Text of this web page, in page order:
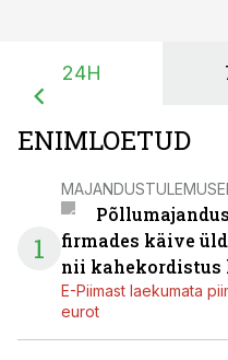
24H
ENIMLOETUD
1
firmades käive
nii kahekordistus
E-Piimast laekumata
eurot